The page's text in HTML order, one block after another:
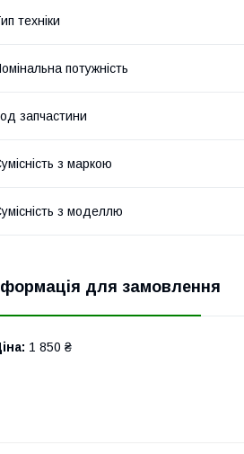
техніки
потужність
запчастини
з маркою
з моделлю
для замовлення
1 850 ₴